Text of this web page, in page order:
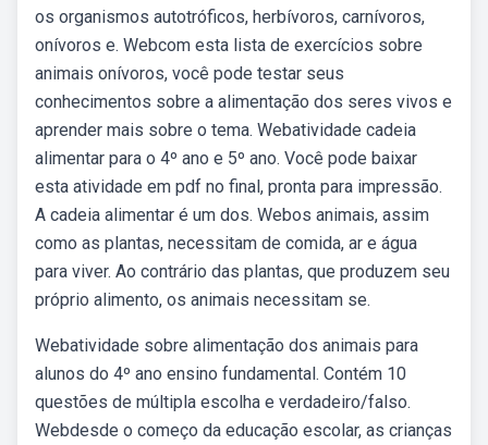
os organismos autotróficos, herbívoros, carnívoros,
onívoros e. Webcom esta lista de exercícios sobre
animais onívoros, você pode testar seus
conhecimentos sobre a alimentação dos seres vivos e
aprender mais sobre o tema. Webatividade cadeia
alimentar para o 4º ano e 5º ano. Você pode baixar
esta atividade em pdf no final, pronta para impressão.
A cadeia alimentar é um dos. Webos animais, assim
como as plantas, necessitam de comida, ar e água
para viver. Ao contrário das plantas, que produzem seu
próprio alimento, os animais necessitam se.
Webatividade sobre alimentação dos animais para
alunos do 4º ano ensino fundamental. Contém 10
questões de múltipla escolha e verdadeiro/falso.
Webdesde o começo da educação escolar, as crianças